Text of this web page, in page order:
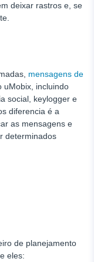
deixar rastros e, se
mensagens de
uMobix, incluindo
social, keylogger e
diferencia é a
as mensagens e
determinados
de planejamento
eles: